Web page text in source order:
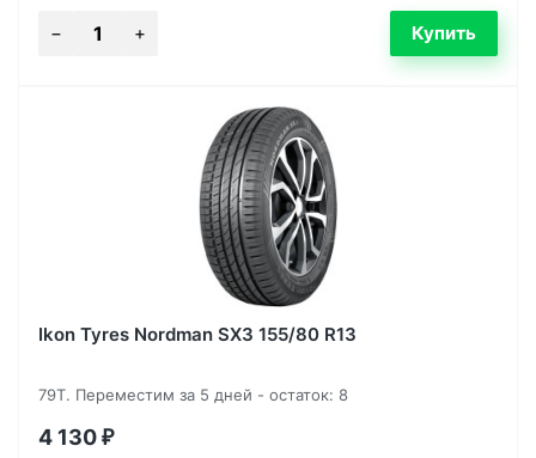
Ikon Tyres Nordman SX3 155/80 R13
79T. Переместим за 5 дней - остаток: 8
4 130 ₽